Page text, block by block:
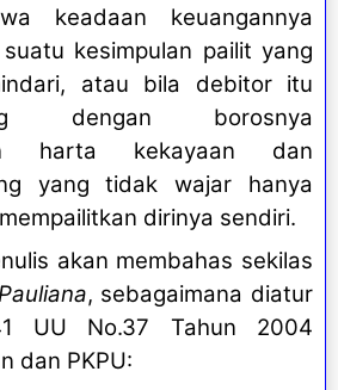
keadaan keuangannya
kesimpulan pailit yang
atau bila debitor itu
dengan borosnya
harta kekayaan dan
yang tidak wajar hanya
dirinya sendiri.
akan membahas sekilas
, sebagaimana diatur
UU No.37 Tahun 2004
dan PKPU: